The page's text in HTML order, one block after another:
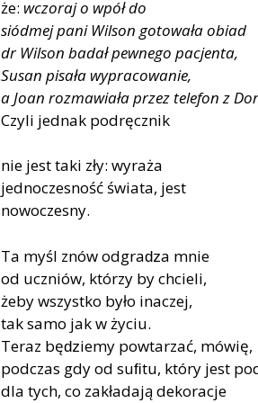
że: wczoraj o wpół do
siódmej pani Wilson gotowała obiad
dr Wilson badał pewnego pacjenta,
Susan pisała wypracowanie,
a Joan rozmawiała przez telefon z
Czyli jednak podręcznik
nie jest taki zły: wyraża
jednoczesność świata, jest
nowoczesny.
Ta myśl znów odgraǳa mnie
od uczniów, którzy by chcieli,
żeby wszystko było inaczej,
tak samo jak w życiu.
Teraz bęǳiemy powtarzać, mówię,
podczas gdy od suﬁtu, który jest
dla tych, co zakładają dekoracje